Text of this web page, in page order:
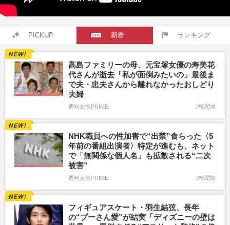
PICKUP 新着 ランキング
高島ファミリーの母、元宝塚女優の寿美花
代さんが逝去「私が面倒みたいの」最後ま
で夫・忠夫さんから離れなかったおしどり
夫婦
週刊女性PRIME 0時間前
NHK職員への性加害で“出禁”食らった〈5
年前の番組出演者〉特定が進むも、ネット
で「無関係な個人名」も拡散される“二次
被害”
週刊女性PRIME 3時間前
フィギュアスケート・羽生結弦、長年
の“プーさん愛”が結実「ディズニーの壁は